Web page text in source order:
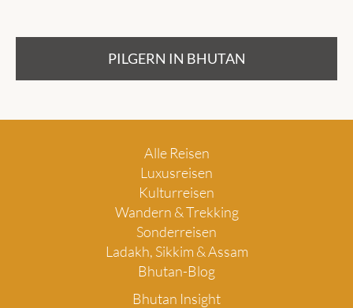
PILGERN IN BHUTAN
Alle Reisen
Luxusreisen
Kulturreisen
Wandern & Trekking
Sonderreisen
Ladakh, Sikkim & Assam
Bhutan-Blog
Bhutan Insight